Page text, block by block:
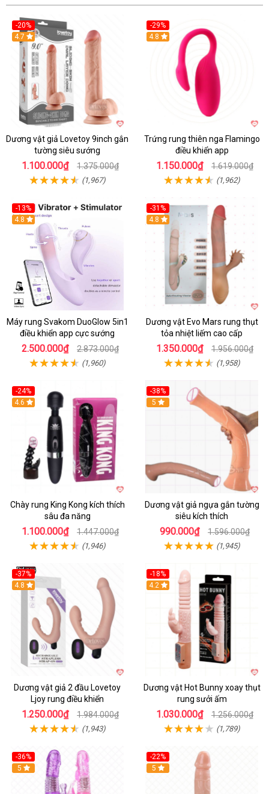
-20%
Hot
4.7
Dương vật giả Lovetoy 9inch gắn
tường siêu sướng
1.100.000₫ 1.375.000₫
(1,967)
-29%
Hot
4.8
Trứng rung thiên nga Flamingo
điều khiển app
1.150.000₫ 1.619.000₫
(1,962)
-13%
4.8
Máy rung Svakom DuoGlow 5in1
điều khiển app cực sướng
2.500.000₫ 2.873.000₫
(1,960)
-31%
4.8
Dương vật Evo Mars rung thụt
tỏa nhiệt liếm cao cấp
1.350.000₫ 1.956.000₫
(1,958)
-24%
4.6
Chày rung King Kong kích thích
sâu đa năng
1.100.000₫ 1.447.000₫
(1,946)
-38%
Hot
5
Dương vật giả ngựa gắn tường
siêu kích thích
990.000₫ 1.596.000₫
(1,945)
-37%
Hot
4.8
Dương vật giả 2 đầu Lovetoy
Ljoy rung điều khiển
1.250.000₫ 1.984.000₫
(1,943)
-18%
Hot
4.2
Dương vật Hot Bunny xoay thụt
rung sưởi ấm
1.030.000₫ 1.256.000₫
(1,789)
-36%
Hot
5
-22%
Hot
5